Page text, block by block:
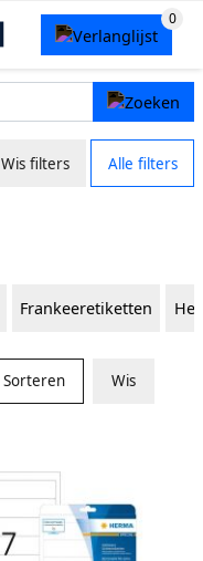
Wis filters Alle filters
Frankeeretiketten
Sorteren Wis